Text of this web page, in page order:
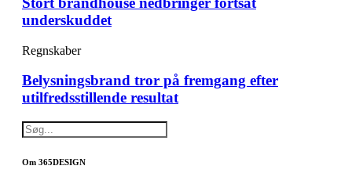
underskuddet
Regnskaber
Belysningsbrand tror på fremgang efter
utilfredsstillende resultat
Om 365DESIGN